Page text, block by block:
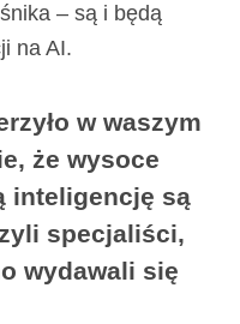
– są i będą
na AI.
w waszym
że wysoce
inteligencję są
specjaliści,
wydawali się